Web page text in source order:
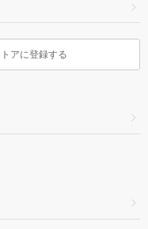
アに登録する